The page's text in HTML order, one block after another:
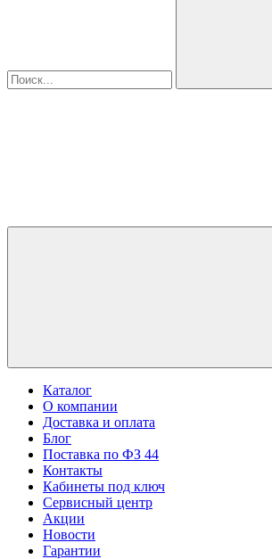
Каталог
О компании
Доставка и оплата
Блог
Поставка по ФЗ 44
Контакты
Кабинеты под ключ
Сервисный центр
Акции
Новости
Гарантии